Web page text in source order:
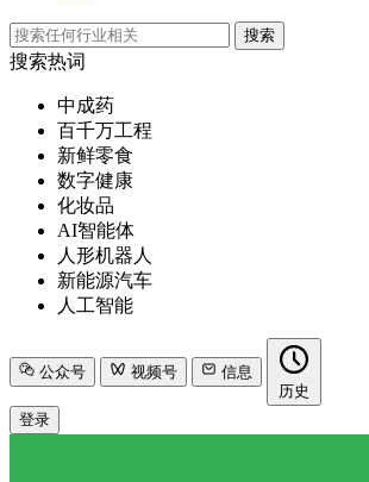
搜索
搜索热词
中成药
百千万工程
新鲜零食
数字健康
化妆品
AI智能体
人形机器人
新能源汽车
人工智能
公众号 视频号
信息
历史
登录